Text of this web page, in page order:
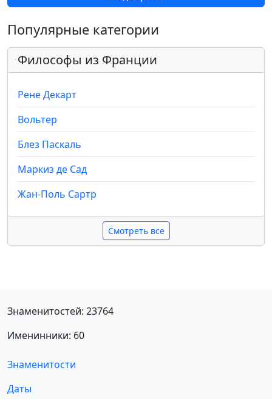
Популярные категории
Философы из Франции
Рене Декарт
Вольтер
Блез Паскаль
Маркиз де Сад
Жан-Поль Сартр
Смотреть все
Знаменитостей: 23764
Именинники: 60
Знаменитости
Даты